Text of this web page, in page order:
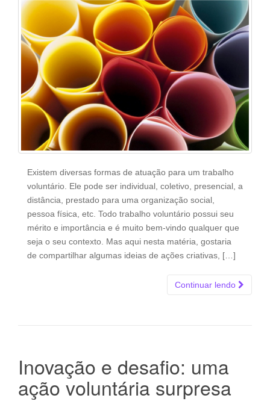
Existem diversas formas de atuação para um trabalho
voluntário. Ele pode ser individual, coletivo, presencial, a
distância, prestado para uma organização social,
pessoa física, etc. Todo trabalho voluntário possui seu
mérito e importância e é muito bem-vindo qualquer que
seja o seu contexto. Mas aqui nesta matéria, gostaria
de compartilhar algumas ideias de ações criativas, […]
Continuar lendo
Inovação e desafio: uma
ação voluntária surpresa